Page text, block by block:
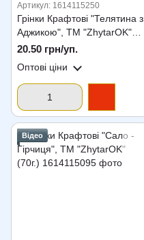
Артикул: 1614115250
Грінки Крафтові "Телятина з
Аджикою", ТМ "ZhytarOK"
(70г.)
20.50 грн/уп.
Оптові ціни
Відео